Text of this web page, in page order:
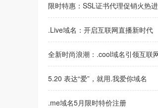
限时特惠：SSL证书代理促销火热
.Live域名：开启互联网直播新时代
全新时尚浪潮：.cool域名引领互联
5.20 表达“爱”，就用.我爱你域名
.me域名5月限时特价注册